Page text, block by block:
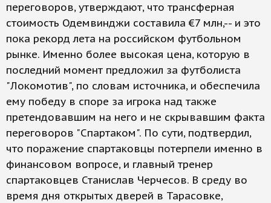
переговоров, утверждают, что трансферная
стоимость Одемвинджи составила €7 млн,-- и это
пока рекорд лета на российском футбольном
рынке. Именно более высокая цена, которую в
последний момент предложил за футболиста
"Локомотив", по словам источника, и обеспечила
ему победу в споре за игрока над также
претендовавшим на него и не скрывавшим факта
переговоров "Спартаком". По сути, подтвердил,
что поражение спартаковцы потерпели именно в
финансовом вопросе, и главный тренер
спартаковцев Станислав Черчесов. В среду во
время дня открытых дверей в Тарасовке,